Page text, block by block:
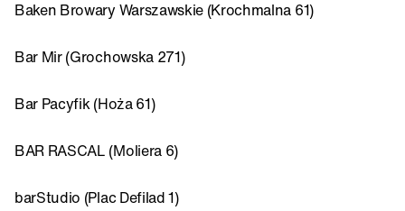
Baken Browary Warszawskie (Krochmalna 61)
Bar Mir (Grochowska 271)
Bar Pacyfik (Hoża 61)
BAR RASCAL (Moliera 6)
barStudio (Plac Defilad 1)